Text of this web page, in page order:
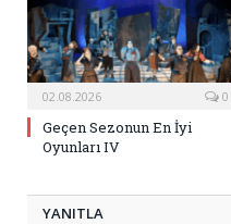
02.08.2026 0
Geçen Sezonun En İyi
Oyunları IV
YANITLA